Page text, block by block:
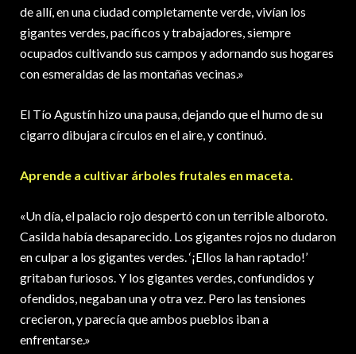
de allí, en una ciudad completamente verde, vivían los
gigantes verdes, pacíficos y trabajadores, siempre
ocupados cultivando sus campos y adornando sus hogares
con esmeraldas de las montañas vecinas.»
El Tío Agustín hizo una pausa, dejando que el humo de su
cigarro dibujara círculos en el aire, y continuó.
Aprende a cultivar árboles frutales en maceta.
«Un día, el palacio rojo despertó con un terrible alboroto.
Casilda había desaparecido. Los gigantes rojos no dudaron
en culpar a los gigantes verdes. ‘¡Ellos la han raptado!’
gritaban furiosos. Y los gigantes verdes, confundidos y
ofendidos, negaban una y otra vez. Pero las tensiones
crecieron, y parecía que ambos pueblos iban a
enfrentarse.»